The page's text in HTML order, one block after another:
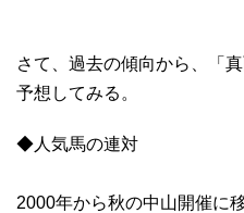
さて、過去の傾向から、「
予想してみる。
◆人気馬の連対
2000年から秋の中山開催に移